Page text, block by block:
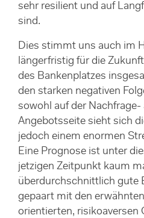
sehr resilient und auf
sind.
Dies stimmt uns auch im
längerfristig für die
des Bankenplatzes
den starken negativen
sowohl auf der Nachfrage-
Angebotsseite sieht sich
jedoch einem enormen
Eine Prognose ist unter
jetzigen Zeitpunkt kaum
überdurchschnittlich gute
gepaart mit den
orientierten, risikoaversen